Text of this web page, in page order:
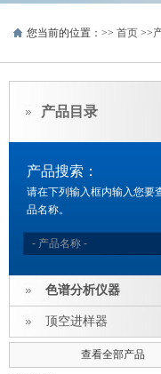
您当前的位置：>> 首页 >>
产品目录
产品搜索：
请在下列输入框内输入您要
品名称。
色谱分析仪器
顶空进样器
查看全部产品